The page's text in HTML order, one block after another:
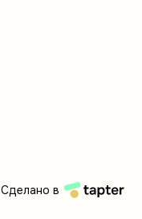
Сделано в